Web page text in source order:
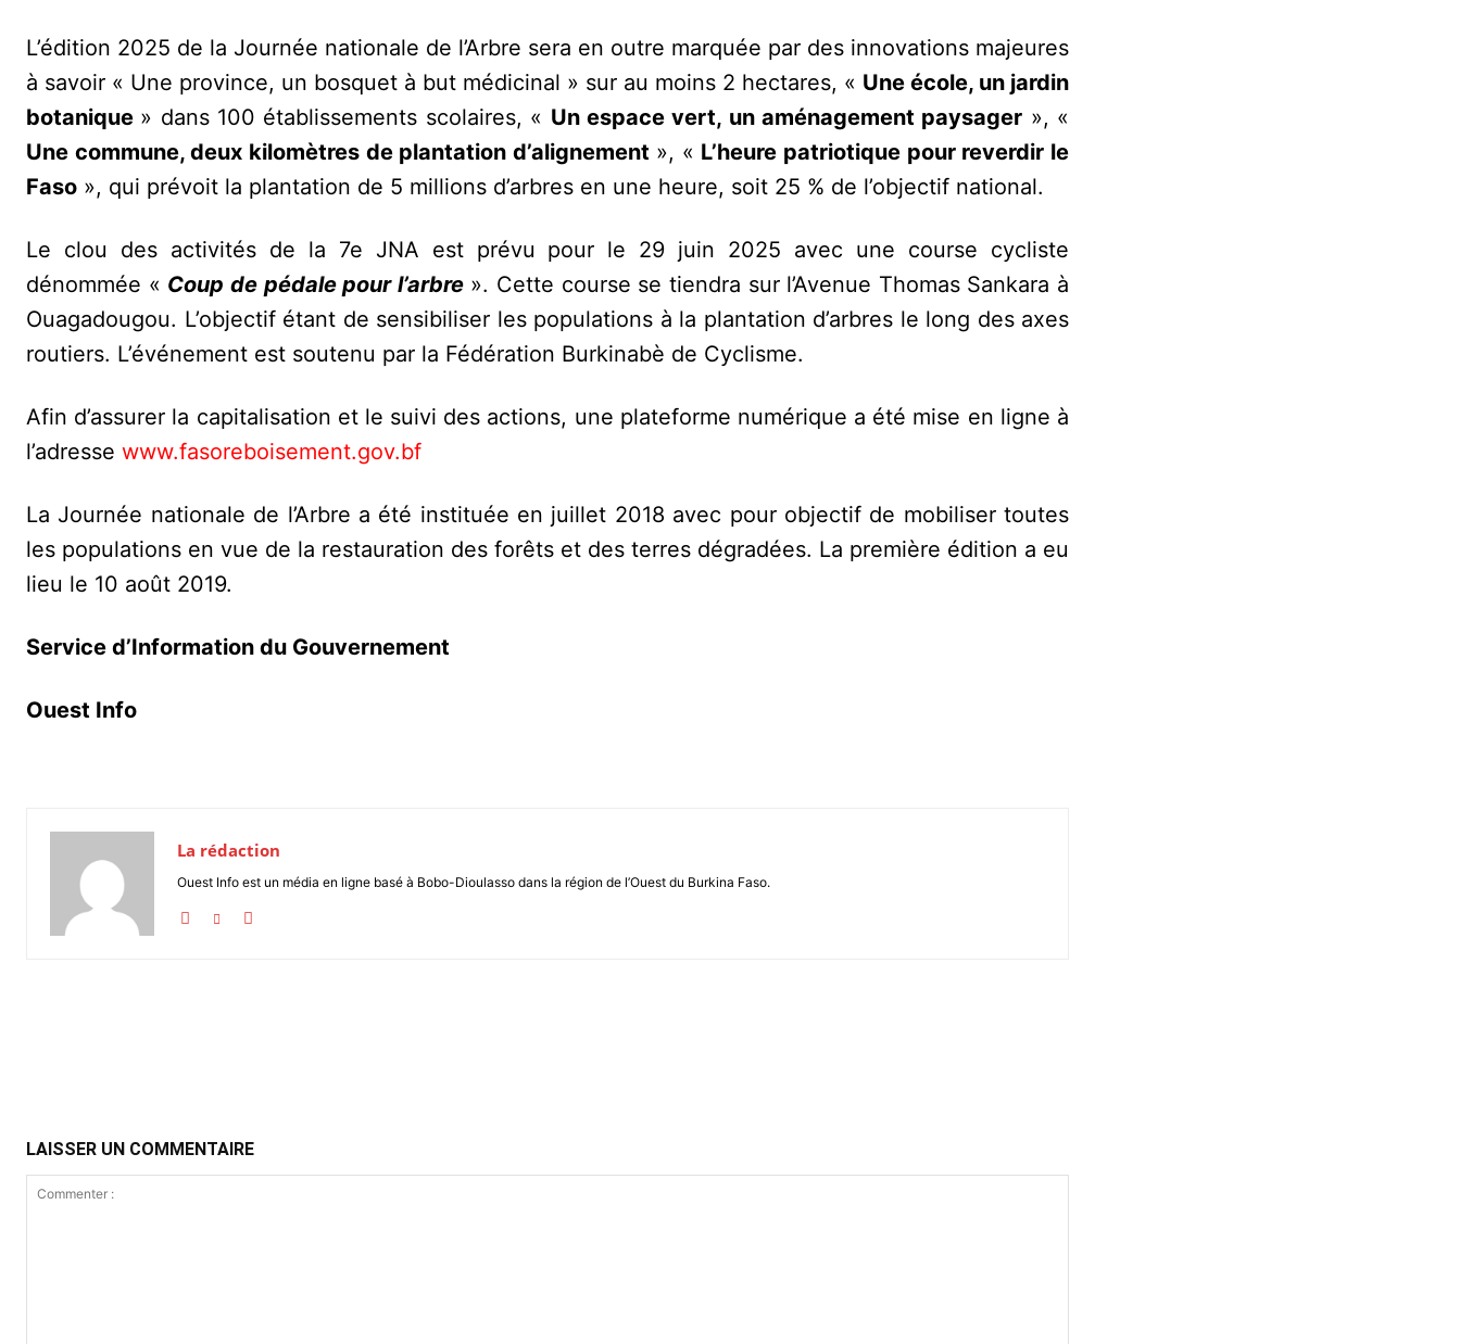
L’édition 2025 de la Journée nationale de l’Arbre sera en outre marquée par des innovations majeures
à savoir « Une province, un bosquet à but médicinal » sur au moins 2 hectares, « Une école, un jardin
botanique » dans 100 établissements scolaires, « Un espace vert, un aménagement paysager », «
Une commune, deux kilomètres de plantation d’alignement », « L’heure patriotique pour reverdir le
Faso », qui prévoit la plantation de 5 millions d’arbres en une heure, soit 25 % de l’objectif national.
Le clou des activités de la 7e JNA est prévu pour le 29 juin 2025 avec une course cycliste
dénommée « Coup de pédale pour l’arbre». Cette course se tiendra sur l’Avenue Thomas Sankara à
Ouagadougou. L’objectif étant de sensibiliser les populations à la plantation d’arbres le long des axes
routiers. L’événement est soutenu par la Fédération Burkinabè de Cyclisme.
Afin d’assurer la capitalisation et le suivi des actions, une plateforme numérique a été mise en ligne à
l’adresse www.fasoreboisement.gov.bf
La Journée nationale de l’Arbre a été instituée en juillet 2018 avec pour objectif de mobiliser toutes
les populations en vue de la restauration des forêts et des terres dégradées. La première édition a eu
lieu le 10 août 2019.
Service d’Information du Gouvernement
Ouest Info
La rédaction
Ouest Info est un média en ligne basé à Bobo-Dioulasso dans la région de l’Ouest du Burkina Faso.
LAISSER UN COMMENTAIRE